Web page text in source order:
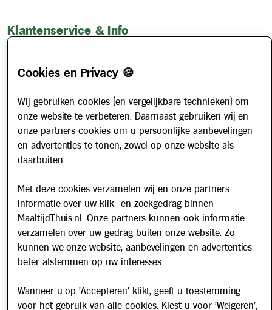
Klantenservice & Info
Account aanvragen
Veelgestelde vragen
Over ons
Werken bij
Nieuws
Nieuwsbrief
Schrijf u in voor onze nieuwsbrief en blijf op de hoogte van
updates over Maaltijd Thuis!
E-mailadres
Cookies en Privacy 🍪
Wij gebruiken cookies (en vergelijkbare technieken) om
onze website te verbeteren. Daarnaast gebruiken wij en
onze partners cookies om u persoonlijke aanbevelingen
en advertenties te tonen, zowel op onze website als
daarbuiten.
Met deze cookies verzamelen wij en onze partners
informatie over uw klik- en zoekgedrag binnen
MaaltijdThuis.nl. Onze partners kunnen ook informatie
verzamelen over uw gedrag buiten onze website. Zo
kunnen we onze website, aanbevelingen en advertenties
beter afstemmen op uw interesses.
Wanneer u op 'Accepteren' klikt, geeft u toestemming
voor het gebruik van alle cookies. Kiest u voor 'Weigeren',